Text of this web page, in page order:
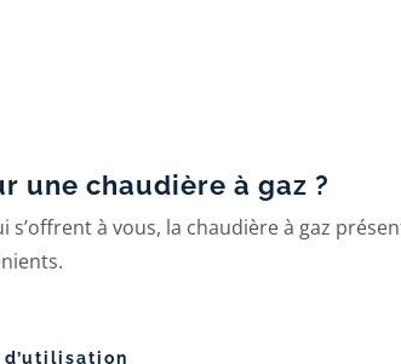
une chaudière à gaz ?
à vous, la chaudière à gaz